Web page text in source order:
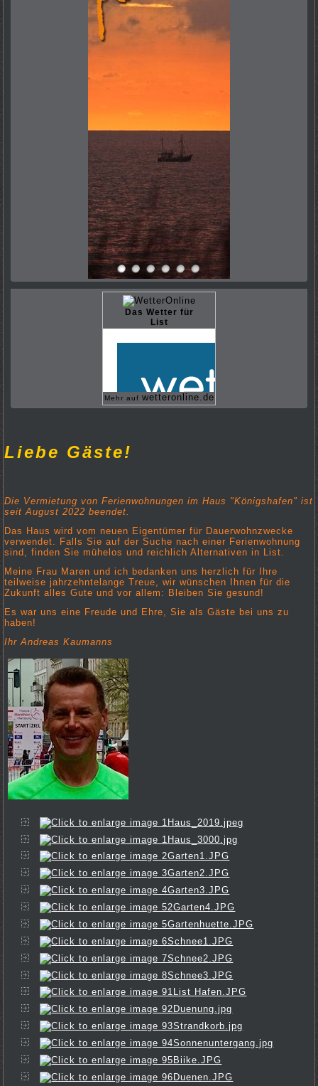
Das Wetter für
List
Mehr auf wetteronline.de
Liebe Gäste!
Die Vermietung von Ferienwohnungen im Haus "Königshafen" ist
seit August 2022 beendet.
Das Haus wird vom neuen Eigentümer für Dauerwohnzwecke
verwendet. Falls Sie auf der Suche nach einer Ferienwohnung
sind, finden Sie mühelos und reichlich Alternativen in List.
Meine Frau Maren und ich bedanken uns herzlich für Ihre
teilweise jahrzehntelange Treue, wir wünschen Ihnen für die
Zukunft alles Gute und vor allem: Bleiben Sie gesund!
Es war uns eine Freude und Ehre, Sie als Gäste bei uns zu
haben!
Ihr Andreas Kaumanns